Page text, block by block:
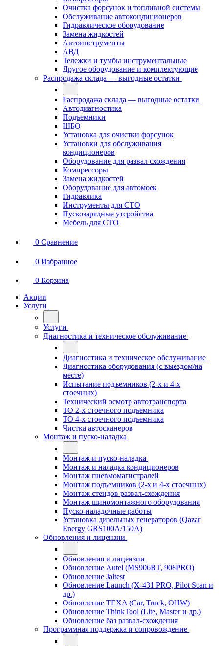
Очистка форсунок и топливной системы
Обслуживание автокондиционеров
Гидравлическое оборудование
Замена жидкостей
Автоинструменты
АВД
Тележки и тумбы инструментальные
Другое оборудование и комплектующие
Распродажа склада — выгодные остатки
Распродажа склада — выгодные остатки
Автодиагностика
Подъемники
ШБО
Установка для очистки форсунок
Установки для обслуживания
кондиционеров
Оборудование для развал схождения
Компрессоры
Замена жидкостей
Оборудование для автомоек
Гидравлика
Инструменты для СТО
Пускозарядные утсройства
Мебель для СТО
0 Сравнение
0 Избранное
0 Корзина
Акции
Услуги
Услуги
Диагностика и техническое обслуживание
Диагностика и техническое обслуживание
Диагностика оборудования (с выездом/на
месте)
Испытание подъемников (2-х и 4-х
стоечных)
Технический осмотр автотранспорта
ТО 2-х стоечного подъемника
ТО 4-х стоечного подъемника
Чистка автосканеров
Монтаж и пуско-наладка
Монтаж и пуско-наладка
Монтаж и наладка кондиционеров
Монтаж пневмомагистралей
Монтаж подъемников (2-х и 4-х стоечных)
Монтаж стендов развал-схождения
Монтаж шиномонтажного оборудования
Пуско-наладочные работы
Установка дизельных генераторов (Qazar
Energy GRS100A/150A)
Обновления и лицензии
Обновления и лицензии
Обновление Autel (MS906BT, 908PRO)
Обновление Jaltest
Обновление Launch (X-431 PRO, Pilot Scan и
др.)
Обновление TEXA (Car, Truck, OHW)
Обновление ThinkTool (Lite, Master и др.)
Обновление баз развал-схождения
Программная поддержка и сопровождение